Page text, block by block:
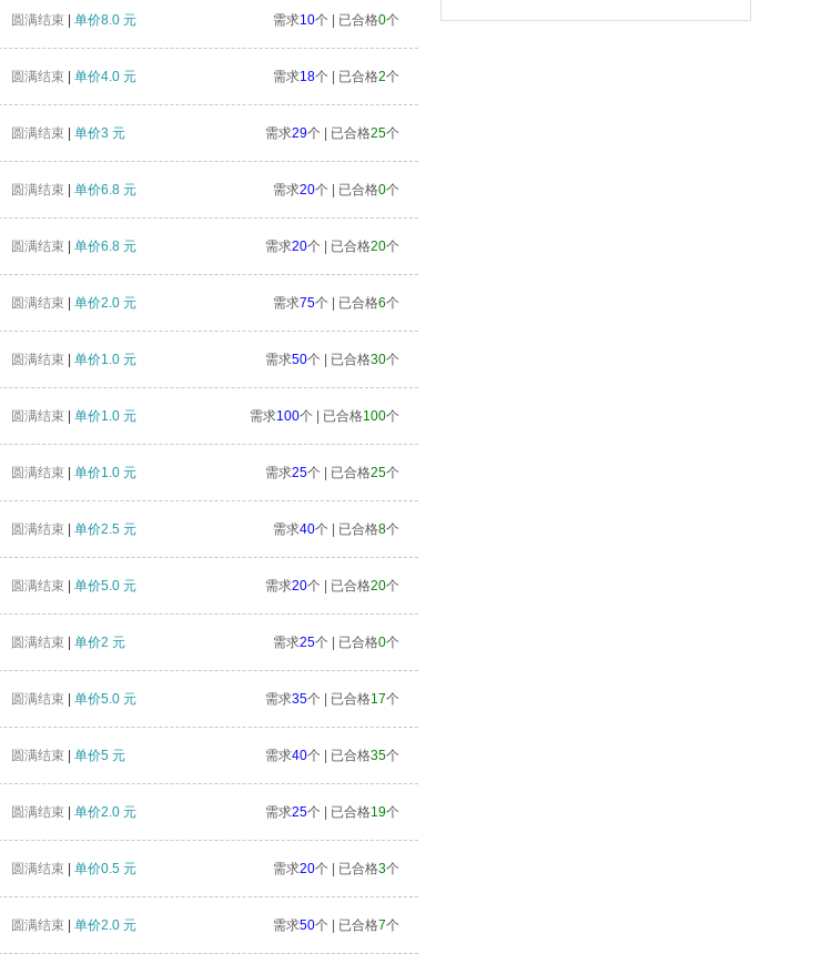
需求10个 | 已合格0个
圆满结束 单价8.0 元
需求18个 | 已合格2个
圆满结束 单价4.0 元
需求29个 | 已合格25个
圆满结束 单价3 元
需求20个 | 已合格0个
圆满结束 单价6.8 元
需求20个 | 已合格20个
圆满结束 单价6.8 元
需求75个 | 已合格6个
圆满结束 单价2.0 元
需求50个 | 已合格30个
圆满结束 单价1.0 元
需求100个 | 已合格100个
圆满结束 单价1.0 元
需求25个 | 已合格25个
圆满结束 单价1.0 元
需求40个 | 已合格8个
圆满结束 单价2.5 元
需求20个 | 已合格20个
圆满结束 单价5.0 元
需求25个 | 已合格0个
圆满结束 单价2 元
需求35个 | 已合格17个
圆满结束 单价5.0 元
需求40个 | 已合格35个
圆满结束 单价5 元
需求25个 | 已合格19个
圆满结束 单价2.0 元
需求20个 | 已合格3个
圆满结束 单价0.5 元
需求50个 | 已合格7个
圆满结束 单价2.0 元